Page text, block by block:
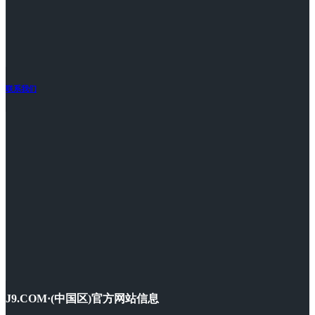
联系我们
J9.COM·(中国区)官方网站信息